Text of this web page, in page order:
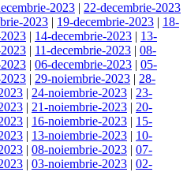
2023 | 22-decembrie-2023
2023 | 19-decembrie-2023 | 18-
| 14-decembrie-2023 | 13-
| 11-decembrie-2023 | 08-
| 06-decembrie-2023 | 05-
| 29-noiembrie-2023 | 28-
| 24-noiembrie-2023 | 23-
| 21-noiembrie-2023 | 20-
| 16-noiembrie-2023 | 15-
| 13-noiembrie-2023 | 10-
| 08-noiembrie-2023 | 07-
| 03-noiembrie-2023 | 02-